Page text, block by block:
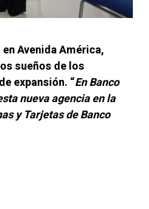
Avenida América,
sueños de los
expansión. “En Banco
nueva agencia en la
y Tarjetas de Banco